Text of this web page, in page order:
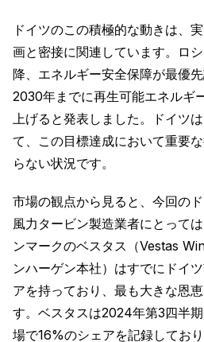
ドイツのこの積極的な動きは、
画と密接に関連しています。ロ
降、エネルギー安全保障が最優
2030年までに再生可能エネルギ
上げると発表しました。ドイツ
て、この目標達成において重要
らない状況です。
市場の観点から見ると、今回の
風力タービン製造業者にとって
ンマークのベスタス（Vestas
ンハーゲン本社）はすでにドイ
アを持っており、最も大きな恩
す。ベスタスは2024年第3四半
場で16%のシェアを記録してお